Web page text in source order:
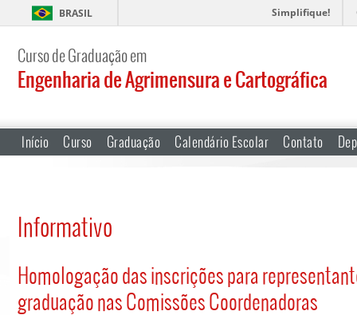
BRASIL Simplifique!
Curso de Graduação em
Engenharia de Agrimensura e Cartográfica
Início Curso Graduação Calendário Escolar Contato
Informativo
Homologação das inscrições para
graduação nas Comissões Coordenadoras